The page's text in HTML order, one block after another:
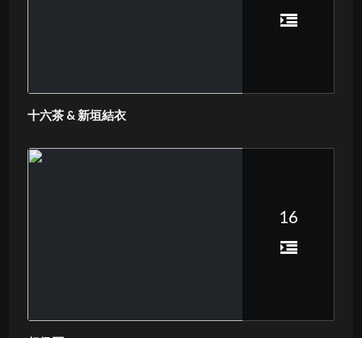
十六茶 & 新垣結衣
16